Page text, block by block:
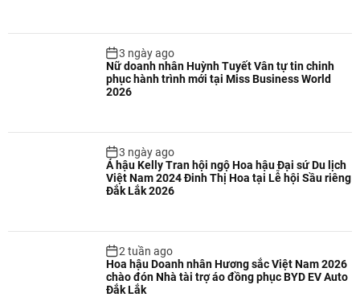
3 ngày ago
Nữ doanh nhân Huỳnh Tuyết Vân tự tin chinh
phục hành trình mới tại Miss Business World
2026
3 ngày ago
Á hậu Kelly Tran hội ngộ Hoa hậu Đại sứ Du lịch
Việt Nam 2024 Đinh Thị Hoa tại Lễ hội Sầu riêng
Đắk Lắk 2026
2 tuần ago
Hoa hậu Doanh nhân Hương sắc Việt Nam 2026
chào đón Nhà tài trợ áo đồng phục BYD EV Auto
Đắk Lắk